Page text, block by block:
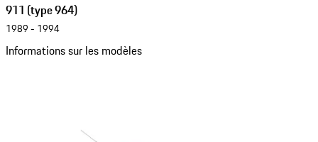
911 (type 964)
1989 - 1994
Informations sur les modèles